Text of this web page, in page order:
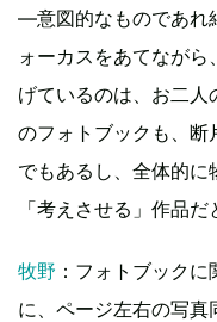
―意図的なものであれ
ォーカスをあてなが
げているのは、お二人
のフォトブックも、断
でもあるし、全体的
「考えさせる」作品だ
牧野 ：フォトブック
に、ページ左右の写真